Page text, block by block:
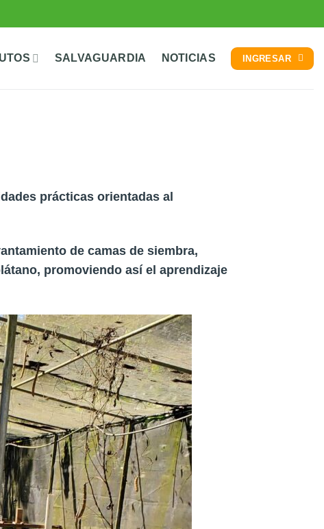
SALVAGUARDIA NOTICIAS INGRESAR
prácticas orientadas al
de camas de siembra,
promoviendo así el aprendizaje